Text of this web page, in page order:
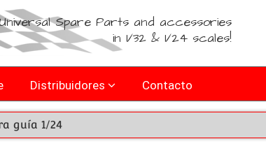
Spare Parts and accessories
in 1/32 & 1/24 scales!
Distribuidores Contacto
guía 1/24